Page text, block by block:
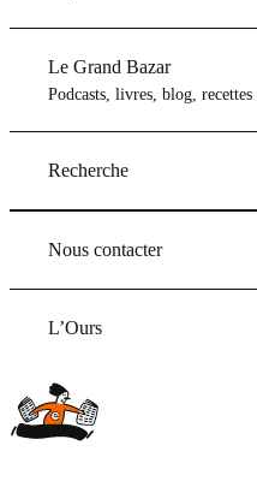
Le Grand Bazar
Podcasts, livres, blog, recettes
Recherche
Nous contacter
L’Ours